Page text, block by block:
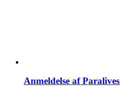
Anmeldelse af Paralives